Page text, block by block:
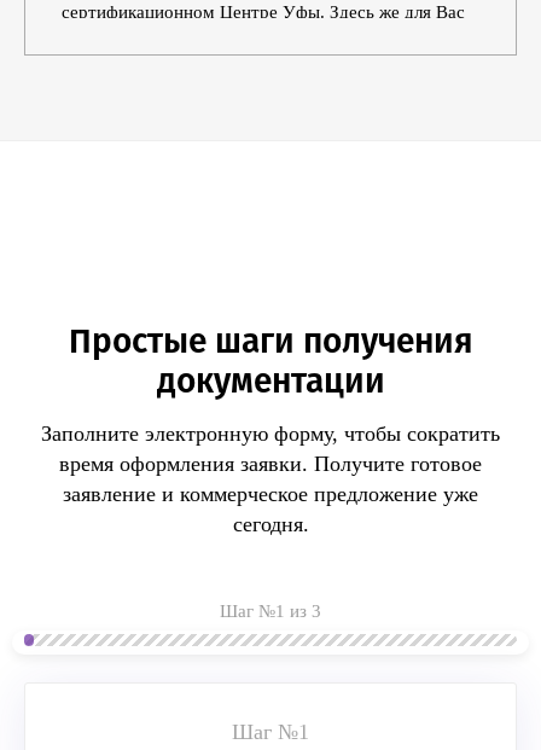
сертификационном Центре Уфы. Здесь же для Вас
зарегистрируют ее в соответствии с требованиями
Простые шаги получения
документации
Заполните электронную форму, чтобы сократить
время оформления заявки. Получите готовое
заявление и коммерческое предложение уже
сегодня.
Шаг №1 из 3
Шаг №1